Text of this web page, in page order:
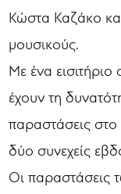
Κώστα Καζάκο
μουσικούς.
Με ένα
έχουν τη
παραστάσεις
δύο συνεχείς
Οι παραστάσεις